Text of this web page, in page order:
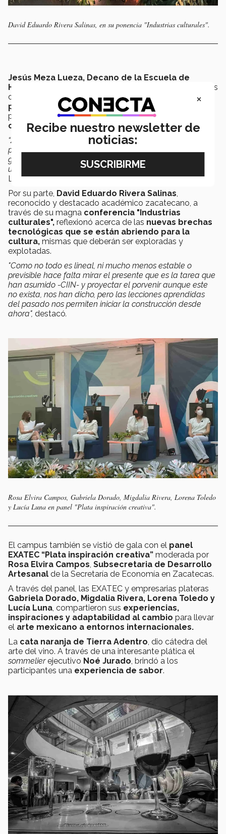
David Eduardo Rivera Salinas, en su ponencia "Industrias culturales".
Jesús Meza Lueza, Decano de la Escuela de
Humanidades y Educación
, región Occidente, a través
de su conferencia“Zacatecas, lugar estratégico
para impulsar la economía naranja”
perspectiva acerca de las oportunidades de
crecimiento de la industria creativa.
“Zacatecas tiene el potencial de crear un ecosistema
poderoso para favorecer la creatividad y la cultura. Es un
gran destino turístico, posee una gastronomía atractiva,
una producción cultural abundante…”enfatizó Meza
Lueza.
Por su parte, David Eduardo Rivera Salinas,
reconocido y destacado académico zacatecano, a
través de su magna conferencia "Industrias
culturales", reflexionó acerca de las nuevas brechas
tecnológicas que se están abriendo para la
cultura, mismas que deberán ser exploradas y
explotadas.
"Como no todo es lineal, ni mucho menos estable o
previsible hace falta mirar el presente que es la tarea que
han asumido -CIIN- y proyectar el porvenir aunque este
no exista, nos han dicho, pero las lecciones aprendidas
del pasado nos permiten iniciar la construcción desde
ahora", destacó.
Rosa Elvira Campos, Gabriela Dorado, Migdalia Rivera, Lorena Toledo
y Lucía Luna en panel "Plata inspiración creativa".
El campus también se vistió de gala con el panel
EXATEC “Plata inspiración creativa” moderada por
Rosa Elvira Campos, Subsecretaria de Desarrollo
Artesanal de la Secretaría de Economía en Zacatecas.
A través del panel, las EXATEC y empresarias plateras
Gabriela Dorado, Migdalia Rivera, Lorena Toledo y
Lucía Luna, compartieron sus experiencias,
inspiraciones y adaptabilidad al cambio para llevar
el arte mexicano a entornos internacionales.
La cata naranja de Tierra Adentro, dio cátedra del
arte del vino. A través de una interesante plática el
sommelierejecutivo Noé Jurado, brindó a los
participantes una experiencia de sabor.
×
Recibe nuestro newsletter de
noticias: